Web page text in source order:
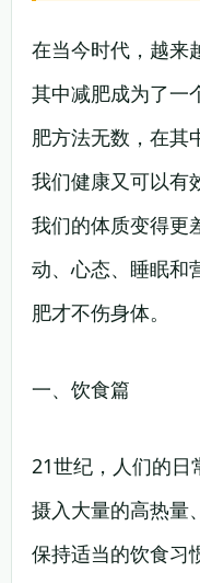
在当今时代，越来
其中减肥成为了一
肥方法无数，在其
我们健康又可以有
我们的体质变得更
动、心态、睡眠和
肥才不伤身体。
一、饮食篇
21世纪，人们的日
摄入大量的高热量
保持适当的饮食习